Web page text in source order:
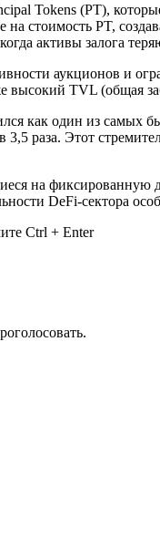
Tokens (PT),
стоимость PT,
активы залога
аукционов и
TVL (общая
как один из самых
3,5 раза. Этот
на фиксированную
DeFi-сектора
Ctrl + Enter